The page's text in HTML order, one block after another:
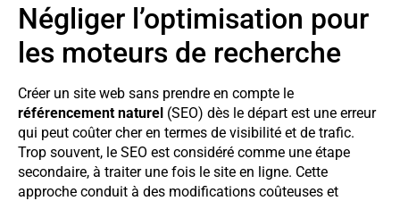
Négliger l’optimisation pour
les moteurs de recherche
Créer un site web sans prendre en compte le
référencement naturel (SEO) dès le départ est une erreur
qui peut coûter cher en termes de visibilité et de trafic.
Trop souvent, le SEO est considéré comme une étape
secondaire, à traiter une fois le site en ligne. Cette
approche conduit à des modifications coûteuses et